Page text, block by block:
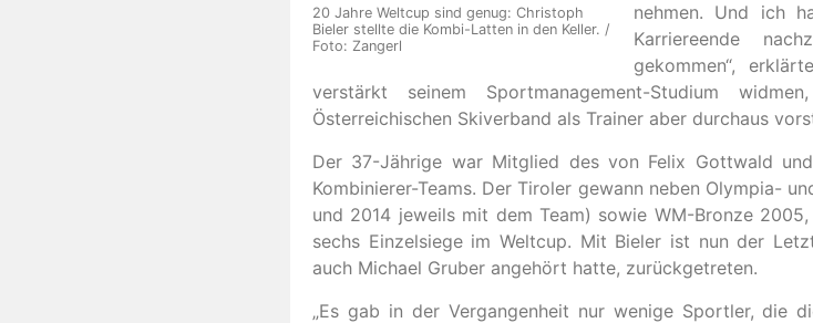
20 Jahre Weltcup sind genug: Christoph
Bieler stellte die Kombi-Latten in den Keller. /
Foto: Zangerl
nehmen. Und ich
Karriereende
gekommen“,
verstärkt seinem Sportmanagement-Studium
Österreichischen Skiverband als Trainer aber durchaus
Der 37-Jährige war Mitglied des von Felix Gottwald
Kombinierer-Teams. Der Tiroler gewann neben Olympia-
und 2014 jeweils mit dem Team) sowie WM-Bronze
sechs Einzelsiege im Weltcup. Mit Bieler ist nun der
auch Michael Gruber angehört hatte, zurückgetreten.
„Es gab in der Vergangenheit nur wenige Sportler, die